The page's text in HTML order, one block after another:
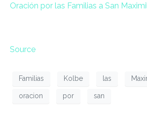
Oración por las Familias a San
Source
Familias Kolbe las
oracion por san